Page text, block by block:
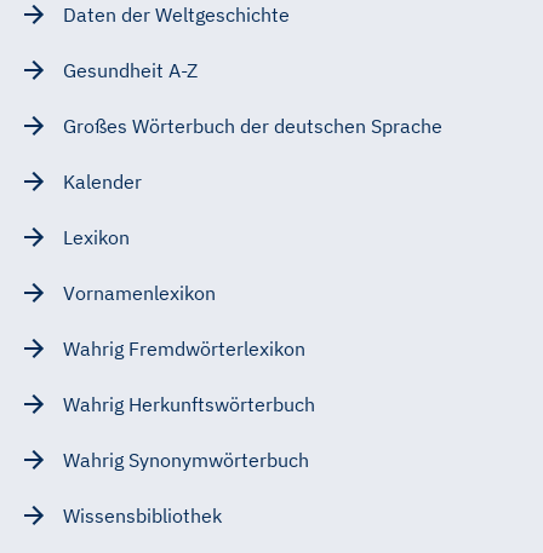
Daten der Weltgeschichte
Gesundheit A-Z
Großes Wörterbuch der deutschen Sprache
Kalender
Lexikon
Vornamenlexikon
Wahrig Fremdwörterlexikon
Wahrig Herkunftswörterbuch
Wahrig Synonymwörterbuch
Wissensbibliothek